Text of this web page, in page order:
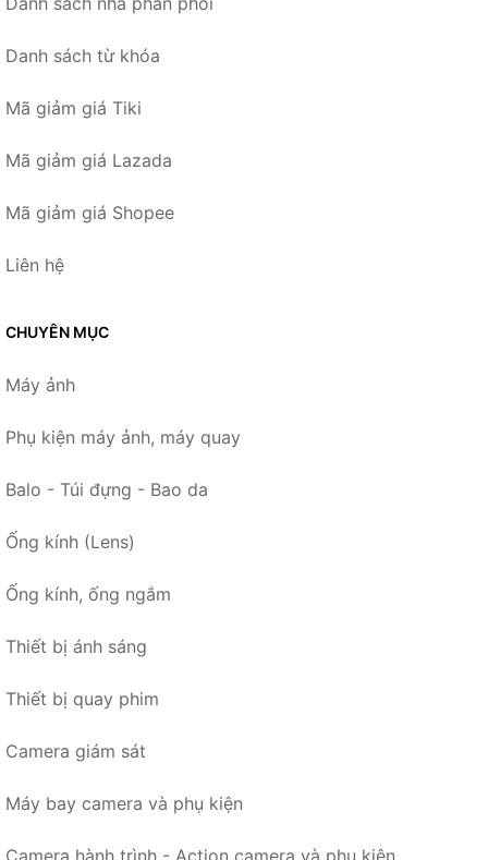
Danh sách từ khóa
Mã giảm giá Tiki
Mã giảm giá Lazada
Mã giảm giá Shopee
Liên hệ
CHUYÊN MỤC
Máy ảnh
Phụ kiện máy ảnh, máy quay
Balo - Túi đựng - Bao da
Ống kính (Lens)
Ống kính, ống ngắm
Thiết bị ánh sáng
Thiết bị quay phim
Camera giám sát
Máy bay camera và phụ kiện
Camera hành trình - Action camera và phụ kiện